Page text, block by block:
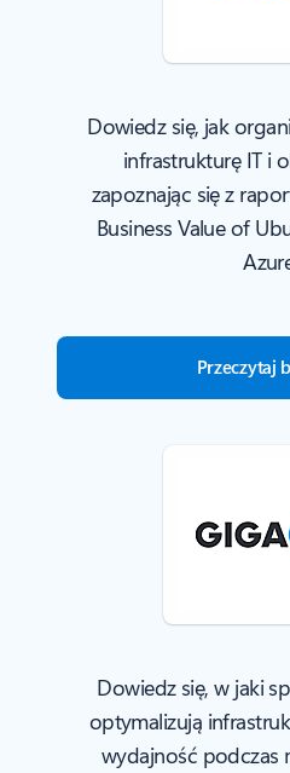
Dowiedz się, jak
infrastrukturę IT i
zapoznając się z
Business Value of
Przeczytaj
Dowiedz się, w jaki
optymalizują
wydajność podczas